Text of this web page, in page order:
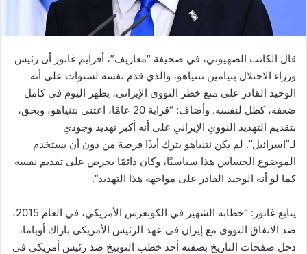
قال الكاتب الصهيوني، في صحيفة “معاريف”، أفرايم غانور أن رئيس
وزراء الاحتلال بنيامين نتنياهو، والذي قدم نفسه لسنوات على أنه
الوحيد القادر على منع خطر النووي الإيراني، يظهر اليوم في كامل
ضعفه، كظل لنفسه. وأضاف: “قرابة 20 عامًا، اعتنى نتنياهو، وبحق،
بتقديم التهديد النووي الإيراني على أنه أكبر تهديد وجودي
لـ”اسرائيل”. لم يكن نتنياهو يترك أبدًا فرصة من دون أن يستخدم
الموضوع الحساس هذا سياسيًا، وكان دائمًا يحرص على تقديم نفسه
كما لو أنه الوحيد القادر على مواجهة هذا التهديد”.
يتابع غانور: “خطابه الشهير في الكونغرس الأمريكي، في العام 2015،
ضد الاتفاق النووي مع إيران في عهد الرئيس الأمريكي باراك أوباما،
دخل صفحات التاريخ بصفته أحد خطب التوبيخ ضد رئيس أمريكي في